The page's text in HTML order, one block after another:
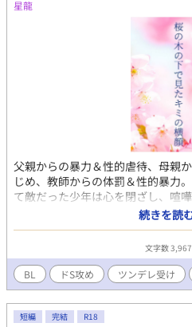
星龍
父親からの暴力＆性的虐待、母親
じめ、教師からの体罰＆性的暴力
て敵だった少年は心を閉ざし、喧
な少年に手を差し伸べたのは学校
実は二面性の持ち主。 自分にだけ
を開き惹かれていった少年。 そん
続きを読
文字数 3,967
BL ドS攻め ツンデレ受け
短編 完結 R18